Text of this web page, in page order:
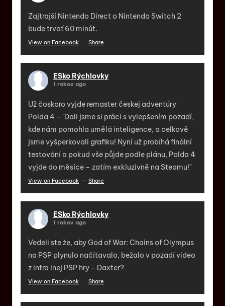
Zajtrajší Nintendo Direct o Nintendo Switch 2
bude trvať 60 minút.
View on Facebook · Share
ESko Rýchlovky
1 rokov ago
Už čoskoro vyjde remaster českej adventúry
Polda 4 - "Dali jsme si práci s vylepšením pozadí,
kde nám pomohla umělá inteligence, a celkově
jsme vyšperkovali grafiku! Nyní už probíhá finální
testování a pokud vše půjde podle plánu, Polda 4
vyjde do měsíce – zatím exkluzivně na Steamu!"
View on Facebook · Share
ESko Rýchlovky
1 rokov ago
Vedeli ste že, aby God of War: Chains of Olympus
na PSP plynulo načítavalo, bežalo v pozadí video
z intra inej PSP hry - Daxter?
View on Facebook · Share